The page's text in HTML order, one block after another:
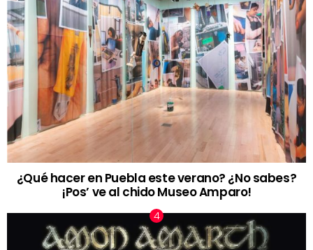
¿Qué hacer en Puebla este verano? ¿No sabes?
¡Pos’ ve al chido Museo Amparo!